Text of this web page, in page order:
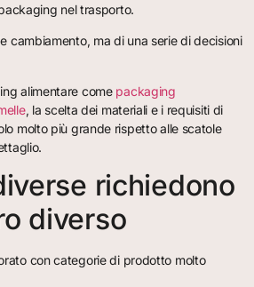
nel trasporto.
cambiamento, ma di una serie di decisioni
alimentare come packaging
, la scelta dei materiali e i requisiti di
molto più grande rispetto alle scatole
richiedono
diverso
con categorie di prodotto molto